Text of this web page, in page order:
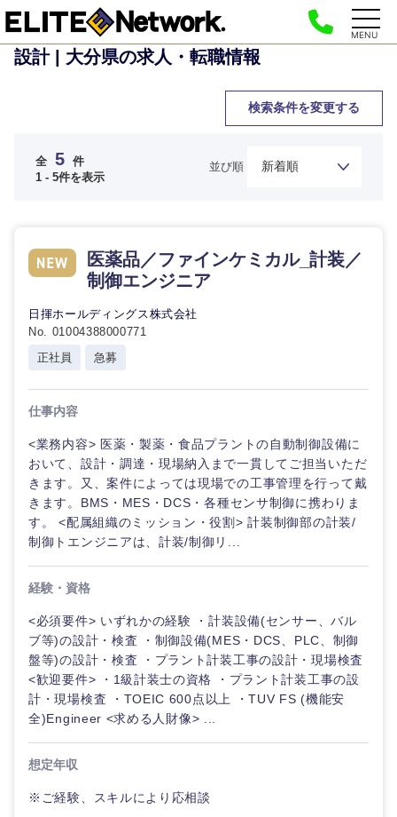
MENU
設計 | 大分県の求人・転職情報
検索条件を変更する
経営企
画・事業
企画
経営ボー
ド
管理
SCM
人事
マーケテ
すべての経営企画・事業企
画
事業企画・事業開発
事業管理
新規事業企画・立上げ
M&A・事業投資
経営企画
経営企画・事業企画
経営ボード
管理
人事
マーケティング
営業
クリエイティブ
商社・卸
エネルギー・資源・環境
自動車・機械・船舶
素材・化学・金属
食品・化粧品・アパレル・消費財
メディカル・ヘルスケア・ライフサイエンス
北海道・東北地方
北海道 青森県
秋田県 岩手県
宮城県
福島県
希望年収
推奨年齢
20代 30代
40代 50代
フリーワード
こだわり条件を入力ください
全 5 件
1 - 5件を表示
並び順
医薬品／ファインケミカル_計装／
制御エンジニア
日揮ホールディングス株式会社
No. 01004388000771
正社員
急募
仕事内容
<業務内容> 医薬・製薬・食品プラントの自動制御設備に
おいて、設計・調達・現場納入まで一貫してご担当いただ
きます。又、案件によっては現場での工事管理を行って戴
きます。BMS・MES・DCS・各種センサ制御に携わりま
す。 <配属組織のミッション・役割> 計装制御部の計装/
制御トエンジニアは、計装/制御リ...
経験・資格
<必須要件> いずれかの経験 ・計装設備(センサー、バル
ブ等)の設計・検査 ・制御設備(MES・DCS、PLC、制御
盤等)の設計・検査 ・プラント計装工事の設計・現場検査
<歓迎要件> ・1級計装士の資格 ・プラント計装工事の設
計・現場検査 ・TOEIC 600点以上 ・TUV FS (機能安
全)Engineer <求める人財像> ...
想定年収
※ご経験、スキルにより応相談